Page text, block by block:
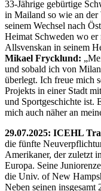
33-Jährige gebürtige
in Mailand so wie an
seinem Wechsel nach
Heimat Schweden wo
Allsvenskan in seinem
Mikael Frycklund:
und sobald ich von
überlegt. Ich freue mich
Projekts in einer Stadt
und Sportgeschichte ist.
mich auch näher an
29.07.2025: ICEHL
die fünfte
Amerikaner, der zuletzt
Europa. Seine
die Univ. of New
Neben seinen